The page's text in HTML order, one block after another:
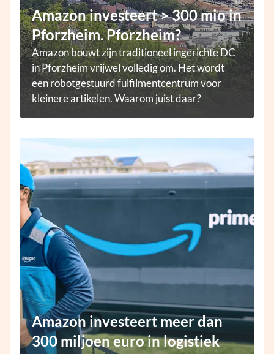
Amazon investeert > 300 mio in
Pforzheim. Pforzheim?
Amazon bouwt zijn traditioneel ingerichte DC
in Pforzheim vrijwel volledig om. Het wordt
een robotgestuurd fulfilmentcentrum voor
kleinere artikelen. Waarom juist daar?
Amazon investeert meer dan
300 miljoen euro in logistiek